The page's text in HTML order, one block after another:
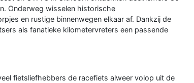
Onderweg wisselen historische
en rustige binnenwegen elkaar af. Dankzij de
als fanatieke kilometervreters een passende
fietsliefhebbers de racefiets alweer volop uit de